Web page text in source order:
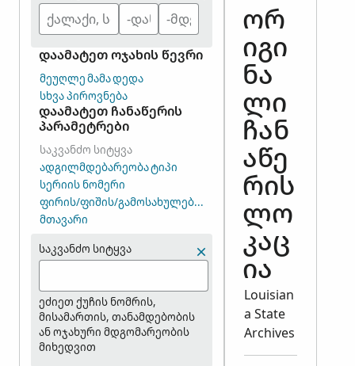
დაამატეთ ოჯახის წევრი
ᲛᲔᲣᲦᲚᲔᲛᲐᲛᲐᲓᲔᲓᲐ
ᲡᲮᲕᲐ ᲞᲘᲠᲝᲕᲜᲔᲑᲐ
დაამატეთ ჩანაწერის
პარამეტრები
ᲡᲐᲙᲕᲐᲜᲫᲝ ᲡᲘᲢᲧᲕᲐ
ᲐᲓᲒᲘᲚᲛᲓᲔᲑᲐᲠᲔᲝᲑᲐᲢᲘᲞᲘ
ᲡᲔᲠᲘᲘᲡ ᲜᲝᲛᲔᲠᲘ
ᲤᲘᲠᲘᲡ/ᲤᲘᲨᲘᲡ/ᲒᲐᲛᲝᲡᲐᲮᲣᲚᲔᲑᲘᲡ ᲯᲒᲣᲤᲘᲡ ᲜᲝᲛᲔᲠᲘ (DGS)
ᲛᲗᲐᲕᲐᲠᲘ
საკვანძო სიტყვა
ეძიეთ ქუჩის ნომრის,
მისამართის, თანამდებობის
ან ოჯახური მდგომარეობის
მიხედვით
ორ
იგი
ნა
ლი
ჩან
აწე
რის
ლო
კაც
ია
Louisian
a State
Archives